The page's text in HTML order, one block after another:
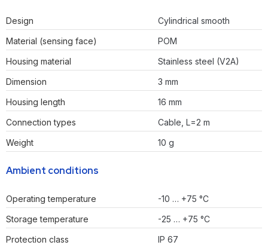
Design
Cylindrical smooth
Material (sensing face)
POM
Housing material
Stainless steel (V2A)
Dimension
3 mm
Housing length
16 mm
Connection types
Cable, L=2 m
Weight
10 g
Ambient conditions
Operating temperature
-10 … +75 °C
Storage temperature
-25 … +75 °C
Protection class
IP 67